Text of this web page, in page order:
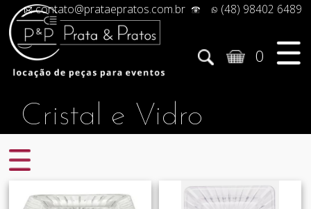
contato@prataepratos.com.br (48) 98402 6489
0
Cristal e Vidro